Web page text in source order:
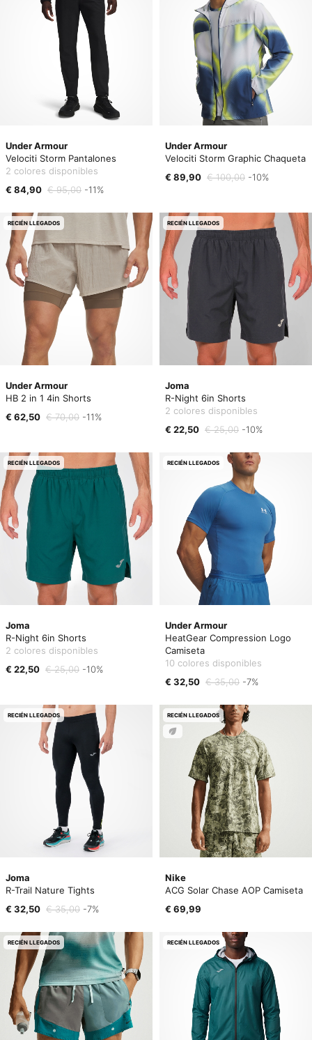
Under Armour
Velociti Storm Pantalones
2 colores disponibles
€ 84,90 € 95,00 -11%
Under Armour
Velociti Storm Graphic Chaqueta
€ 89,90 € 100,00 -10%
Under Armour
HB 2 in 1 4in Shorts
€ 62,50 € 70,00 -11%
RECIÉN LLEGADOS
Joma
R-Night 6in Shorts
2 colores disponibles
€ 22,50 € 25,00 -10%
RECIÉN LLEGADOS
Joma
R-Night 6in Shorts
2 colores disponibles
€ 22,50 € 25,00 -10%
RECIÉN LLEGADOS
Under Armour
HeatGear Compression Logo
Camiseta
10 colores disponibles
€ 32,50 € 35,00 -7%
RECIÉN LLEGADOS
Joma
R-Trail Nature Tights
€ 32,50 € 35,00 -7%
RECIÉN LLEGADOS
Nike
ACG Solar Chase AOP Camiseta
€ 69,99
RECIÉN LLEGADOS
RECIÉN LLEGADOS RECIÉN LLEGADOS